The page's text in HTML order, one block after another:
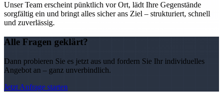
Unser Team erscheint pünktlich vor Ort, lädt Ihre Gegenstände
sorgfältig ein und bringt alles sicher ans Ziel – strukturiert, schnell
und zuverlässig.
Alle Fragen geklärt?
Dann probieren Sie es jetzt aus und fordern Sie Ihr individuelles
Angebot an – ganz unverbindlich.
Jetzt Anfrage starten